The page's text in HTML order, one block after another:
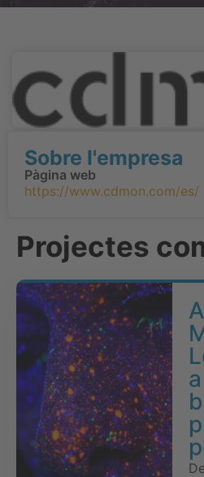
Projectes
Sobre l'empresa
Pàgina web
https://www.cdmon.com/es/